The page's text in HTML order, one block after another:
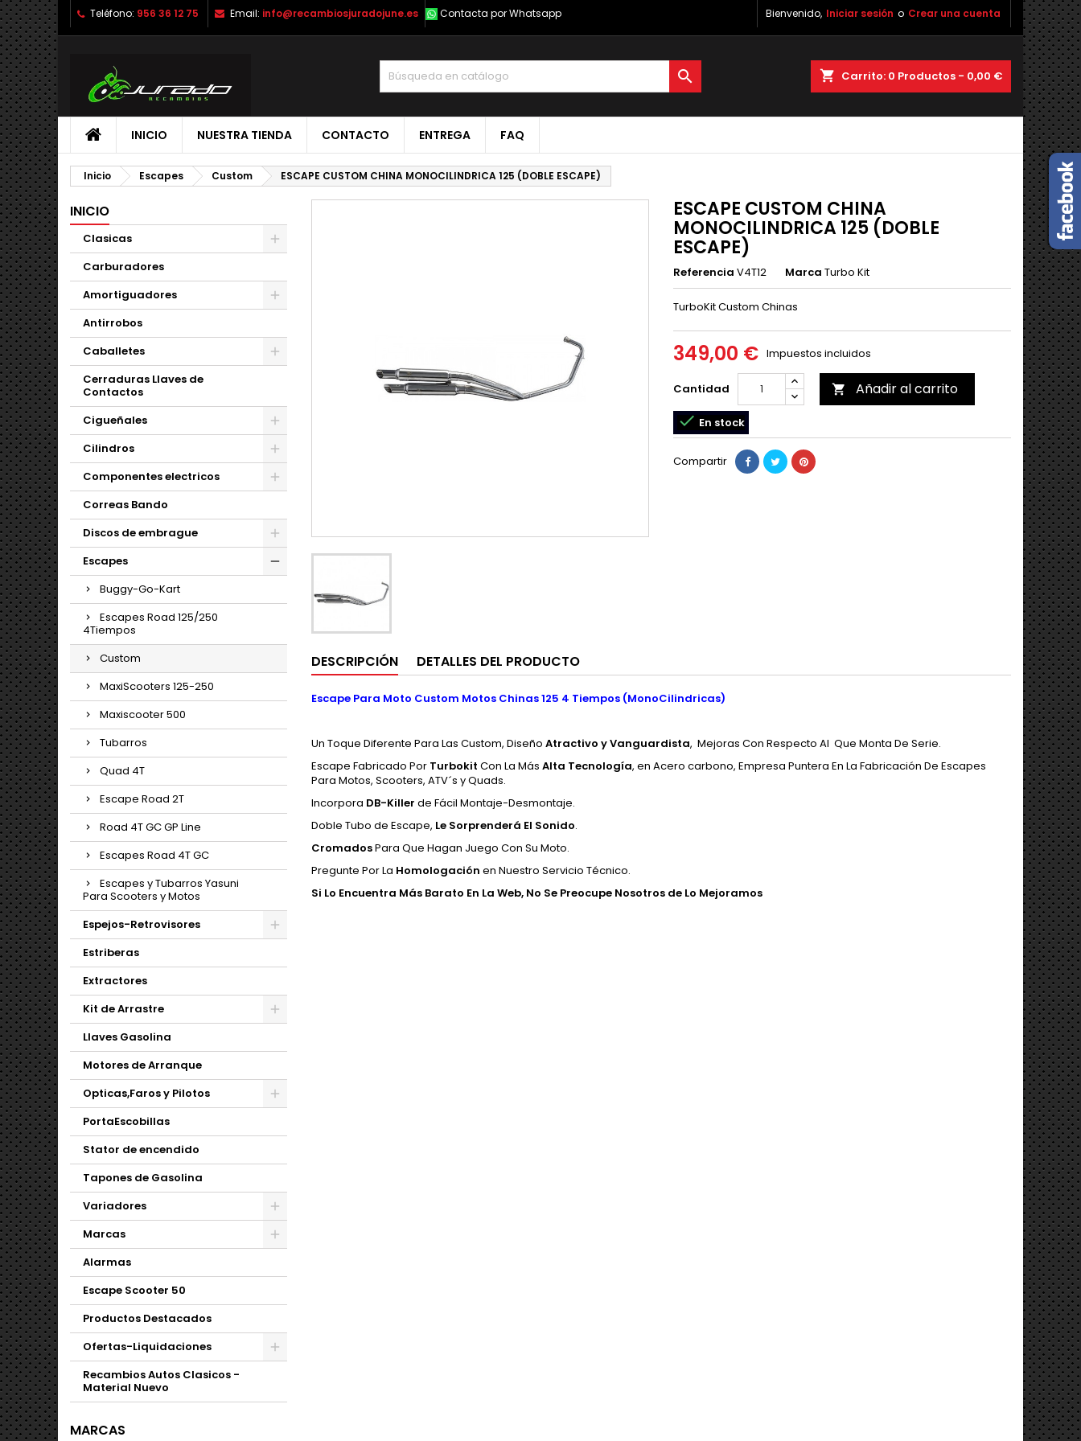
Teléfono: 956 36 12 75 Email: info@recambiosjuradojune.es Bienvenido, Iniciar sesión o Crear una cuenta
Contacta por Whatsapp
shopping_cart Carrito: 0 Productos - 0,00 €

INICIO NUESTRA TIENDA CONTACTO ENTREGA FAQ
Inicio Escapes Custom ESCAPE CUSTOM CHINA MONOCILINDRICA 125 (DOBLE ESCAPE)
INICIO
Clasicas
Carburadores
Amortiguadores
Antirrobos
Caballetes
Cerraduras Llaves de
Contactos
Cigueñales
Cilindros
Componentes electricos
Correas Bando
Discos de embrague
Escapes
Buggy-Go-Kart
Escapes Road 125/250
4Tiempos
Custom
MaxiScooters 125-250
Maxiscooter 500
Tubarros
Quad 4T
Escape Road 2T
Road 4T GC GP Line
Escapes Road 4T GC
Escapes y Tubarros Yasuni
Para Scooters y Motos
Espejos-Retrovisores
Estriberas
Extractores
Kit de Arrastre
Llaves Gasolina
Motores de Arranque
Opticas,Faros y Pilotos
PortaEscobillas
Stator de encendido
Tapones de Gasolina
Variadores
Marcas
Alarmas
Escape Scooter 50
Productos Destacados
Ofertas-Liquidaciones
Recambios Autos Clasicos -
Material Nuevo
MARCAS
ESCAPE CUSTOM CHINA
MONOCILINDRICA 125 (DOBLE
ESCAPE)
Referencia V4T12 Marca Turbo Kit
TurboKit Custom Chinas
349,00 € Impuestos incluidos
Cantidad  Añadir al carrito
 En stock
Compartir
DESCRIPCIÓN DETALLES DEL PRODUCTO
Escape Para Moto Custom Motos Chinas 125 4 Tiempos (MonoCilindricas)
Un Toque Diferente Para Las Custom, Diseño Atractivo y Vanguardista, Mejoras Con Respecto Al Que Monta De Serie.
Escape Fabricado Por Turbokit Con La Más Alta Tecnología, en Acero carbono, Empresa Puntera En La Fabricación De Escapes
Para Motos, Scooters, ATV´s y Quads.
Incorpora DB-Killer de Fácil Montaje-Desmontaje.
Doble Tubo de Escape, Le Sorprenderá El Sonido.
CromadosPara Que Hagan Juego Con Su Moto.
Pregunte Por La Homologación en Nuestro Servicio Técnico.
Si Lo Encuentra Más Barato En La Web, No Se Preocupe Nosotros de Lo Mejoramos